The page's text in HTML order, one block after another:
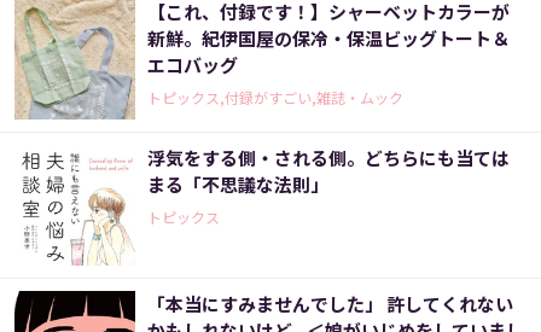
【これ、付録です！】シャーベットカラーが
新鮮。紀伊国屋の保冷・保温ビッグトート＆
エコバッグ
トピックス,付録がすごい,雑誌・ムック
浮気をする側・される側。どちらにも当ては
まる「不思議な法則」
トピックス
「本当にすみませんでした」 許してくれない